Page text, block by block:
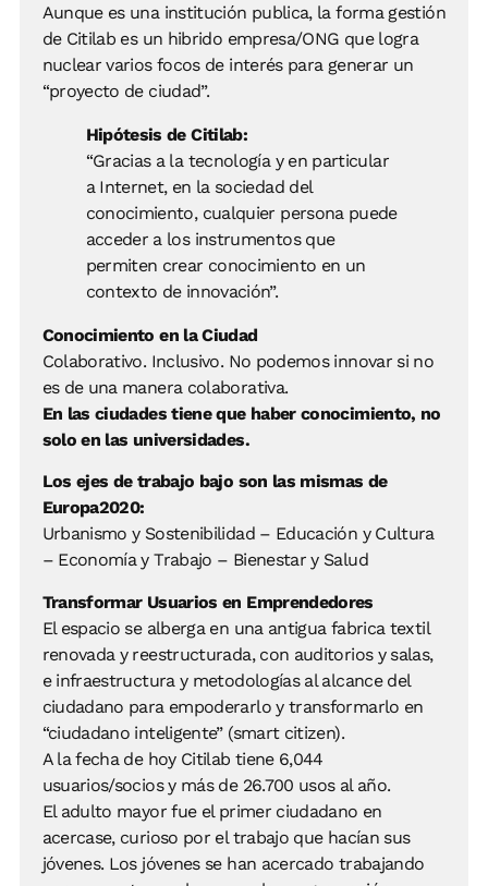
Aunque es una institución publica, la forma gestión
de Citilab es un hibrido empresa/ONG que logra
nuclear varios focos de interés para generar un
“proyecto de ciudad”.
Hipótesis de Citilab:
“Gracias a la tecnología y en particular
a Internet, en la sociedad del
conocimiento, cualquier persona puede
acceder a los instrumentos que
permiten crear conocimiento en un
contexto de innovación”.
Conocimiento en la Ciudad
Colaborativo. Inclusivo. No podemos innovar si no
es de una manera colaborativa.
En las ciudades tiene que haber conocimiento, no
solo en las universidades.
Los ejes de trabajo bajo son las mismas de
Europa2020:
Urbanismo y Sostenibilidad – Educación y Cultura
– Economía y Trabajo – Bienestar y Salud
Transformar Usuarios en Emprendedores
El espacio se alberga en una antigua fabrica textil
renovada y reestructurada, con auditorios y salas,
e infraestructura y metodologías al alcance del
ciudadano para empoderarlo y transformarlo en
“ciudadano inteligente” (smart citizen).
A la fecha de hoy Citilab tiene 6,044
usuarios/socios y más de 26.700 usos al año.
El adulto mayor fue el primer ciudadano en
acercase, curioso por el trabajo que hacían sus
jóvenes. Los jóvenes se han acercado trabajando